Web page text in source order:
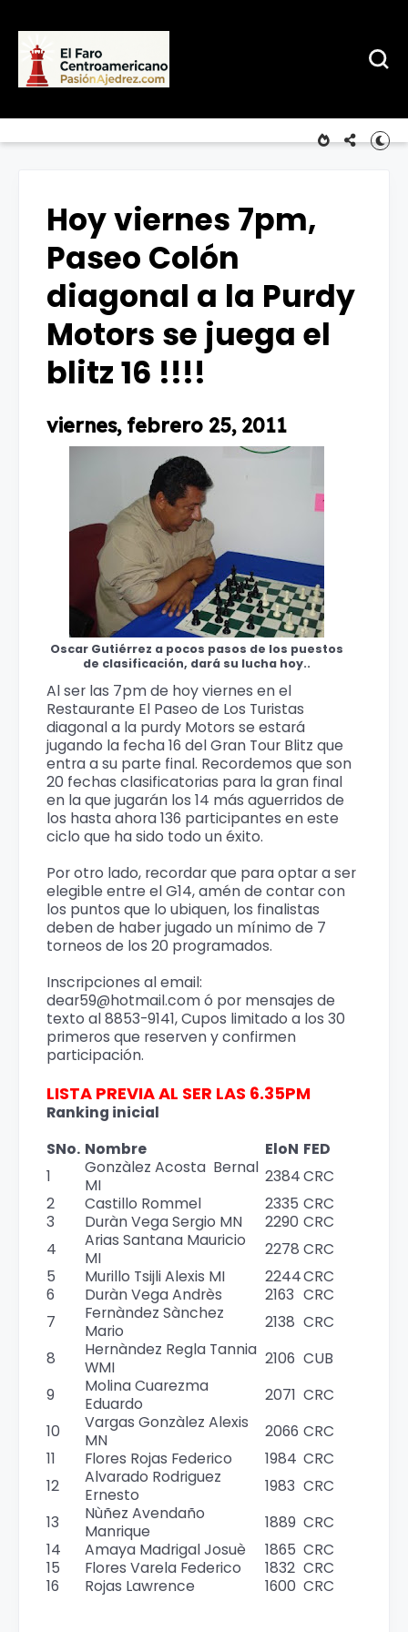
Hoy viernes 7pm,
Paseo Colón
diagonal a la Purdy
Motors se juega el
blitz 16 !!!!
viernes, febrero 25, 2011
Oscar Gutiérrez a pocos pasos de los puestos
de clasificación, dará su lucha hoy..
Al ser las 7pm de hoy viernes en el
Restaurante El Paseo de Los Turistas
diagonal a la purdy Motors se estará
jugando la fecha 16 del Gran Tour Blitz que
entra a su parte final. Recordemos que son
20 fechas clasificatorias para la gran final
en la que jugarán los 14 más aguerridos de
los hasta ahora 136 participantes en este
ciclo que ha sido todo un éxito.
Por otro lado, recordar que para optar a ser
elegible entre el G14, amén de contar con
los puntos que lo ubiquen, los finalistas
deben de haber jugado un mínimo de 7
torneos de los 20 programados.
Inscripciones al email:
dear59@hotmail.com ó por mensajes de
texto al 8853-9141, Cupos limitado a los 30
primeros que reserven y confirmen
participación.
LISTA PREVIA AL SER LAS 6.35PM
Ranking inicial
SNo. Nombre EloN FED
1
Gonzàlez Acosta Bernal
MI
2384CRC
2
Castillo Rommel 2335 CRC
3
Duràn Vega Sergio MN 2290 CRC
4
Arias Santana Mauricio
MI
2278 CRC
5
Murillo Tsijli Alexis MI 2244CRC
6
Duràn Vega Andrès 2163 CRC
7
Fernàndez Sànchez
Mario
2138 CRC
8
Hernàndez Regla Tannia
WMI
2106 CUB
9
Molina Cuarezma
Eduardo
2071 CRC
10
Vargas Gonzàlez Alexis
MN
2066 CRC
11
Flores Rojas Federico 1984 CRC
12
Alvarado Rodriguez
Ernesto
1983 CRC
13
Nùñez Avendaño
Manrique
1889 CRC
14
Amaya Madrigal Josuè 1865 CRC
15
Flores Varela Federico 1832 CRC
16
Rojas Lawrence 1600 CRC